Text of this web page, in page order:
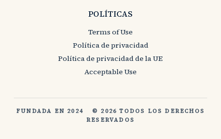
POLÍTICAS
Terms of Use
Política de privacidad
Política de privacidad de la UE
Acceptable Use
FUNDADA EN 2024
© 2026 TODOS LOS DERECHOS
RESERVADOS